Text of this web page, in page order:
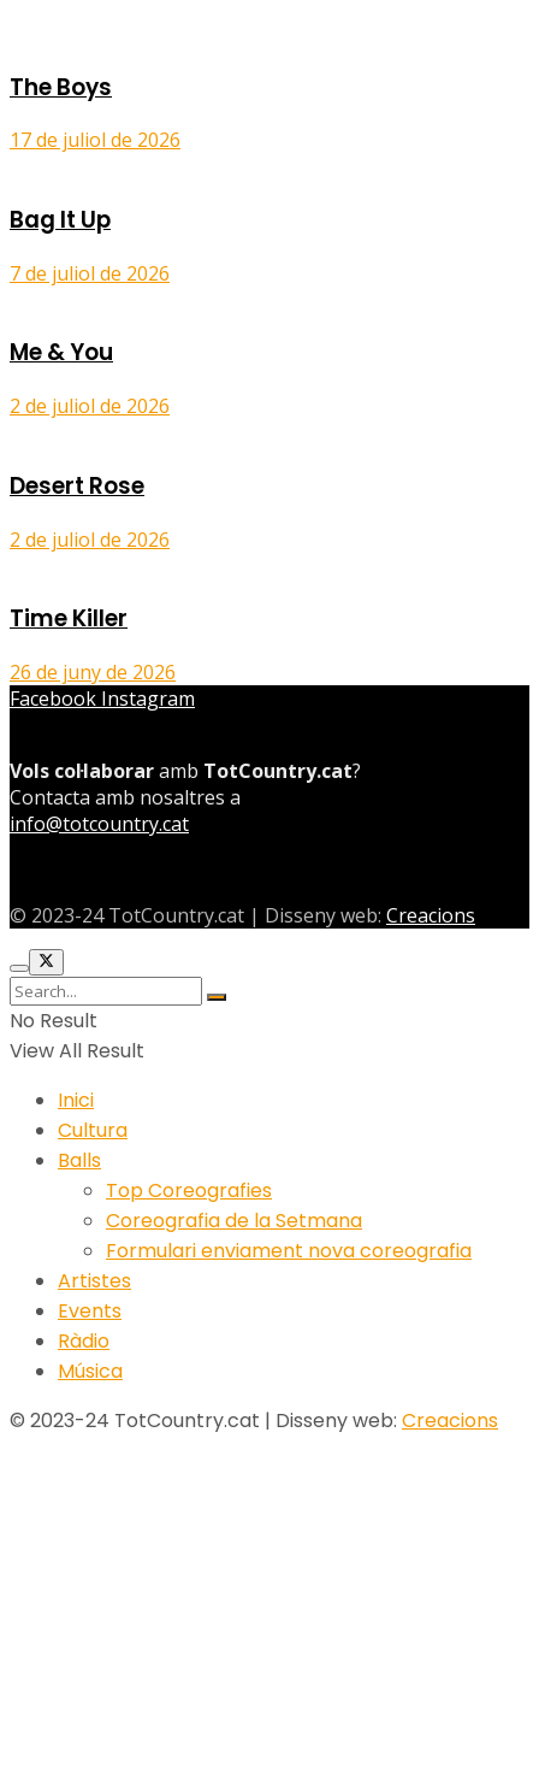
The Boys
17 de juliol de 2026
Bag It Up
7 de juliol de 2026
Me & You
2 de juliol de 2026
Desert Rose
2 de juliol de 2026
Time Killer
26 de juny de 2026
Facebook Instagram
Vols col·laboraramb TotCountry.cat?
Contacta amb nosaltres a
info@totcountry.cat
© 2023-24 TotCountry.cat | Disseny web: Creacions
No Result
View All Result
Inici
Cultura
Balls
Top Coreografies
Coreografia de la Setmana
Formulari enviament nova coreografia
Artistes
Events
Ràdio
Música
© 2023-24 TotCountry.cat | Disseny web: Creacions